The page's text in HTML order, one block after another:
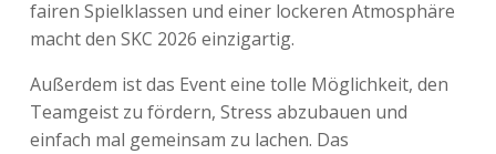
fairen Spielklassen und einer lockeren Atmosphäre
macht den SKC 2026 einzigartig.
Außerdem ist das Event eine tolle Möglichkeit, den
Teamgeist zu fördern, Stress abzubauen und
einfach mal gemeinsam zu lachen. Das